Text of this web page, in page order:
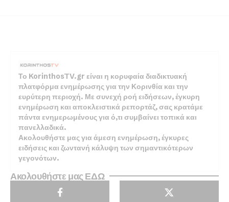
Το KorinthosTV.gr είναι η κορυφαία διαδικτυακή
πλατφόρμα ενημέρωσης για την Κορινθία και την
ευρύτερη περιοχή. Με συνεχή ροή ειδήσεων, έγκυρη
ενημέρωση και αποκλειστικά ρεπορτάζ, σας κρατάμε
πάντα ενημερωμένους για ό,τι συμβαίνει τοπικά και
πανελλαδικά.
Ακολουθήστε μας για άμεση ενημέρωση, έγκυρες
ειδήσεις και ζωντανή κάλυψη των σημαντικότερων
γεγονότων.
Ακολουθήστε μας ΕΔΩ